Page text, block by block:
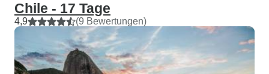
Chile - 17 Tage
4,9 (9 Bewertungen)